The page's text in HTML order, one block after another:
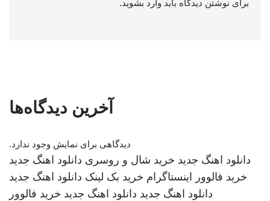
برای نوشتن دیدگاه باید وارد بشوید.
آخرین دیدگاه‌ها
دیدگاهی برای نمایش وجود ندارد.
دانلود اهنگ جدید خرید شال و روسری دانلود اهنگ جدید
خرید فالوور اینستاگرام خرید بک لینک دانلود اهنگ جدید
دانلود اهنگ جدید دانلود اهنگ جدید خرید فالوور